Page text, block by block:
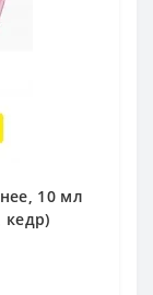
10 мл
кедр)